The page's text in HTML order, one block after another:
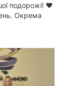
подорожі! ❤️
Окрема